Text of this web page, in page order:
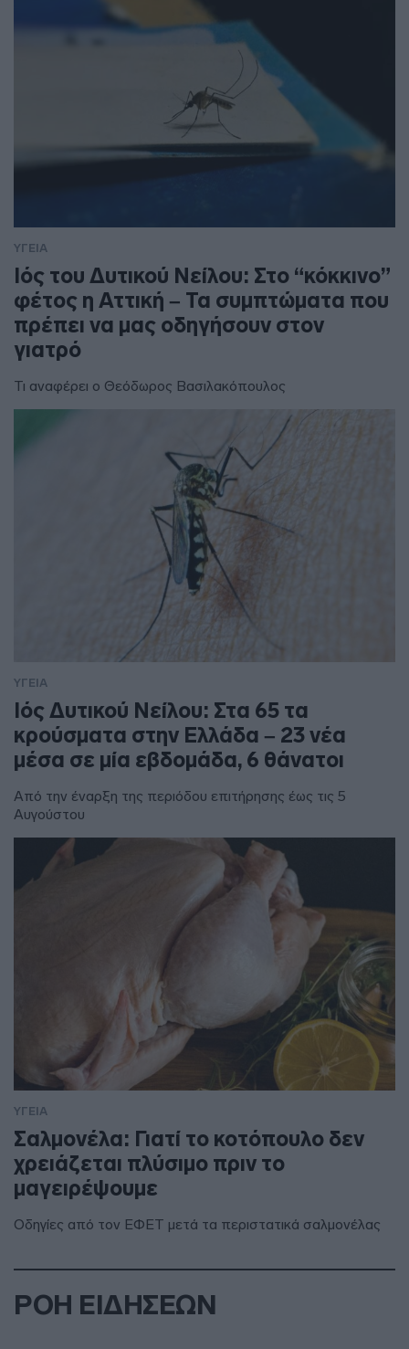
ΥΓΕΙΑ
Ιός του Δυτικού Νείλου: Στο “κόκκινο”
φέτος η Αττική – Τα συμπτώματα που
πρέπει να μας οδηγήσουν στον
γιατρό
Τι αναφέρει ο Θεόδωρος Βασιλακόπουλος
ΥΓΕΙΑ
Ιός Δυτικού Νείλου: Στα 65 τα
κρούσματα στην Ελλάδα – 23 νέα
μέσα σε μία εβδομάδα, 6 θάνατοι
Από την έναρξη της περιόδου επιτήρησης έως τις 5
Αυγούστου
ΥΓΕΙΑ
Σαλμονέλα: Γιατί το κοτόπουλο δεν
χρειάζεται πλύσιμο πριν το
μαγειρέψουμε
Οδηγίες από τον ΕΦΕΤ μετά τα περιστατικά σαλμονέλας
ΡΟΗ ΕΙΔΗΣΕΩΝ